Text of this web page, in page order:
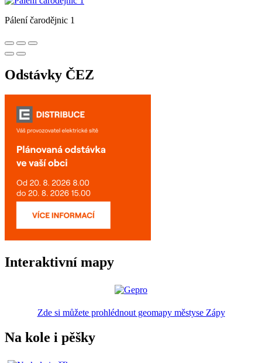
Pálení čarodějnic 1
Odstávky ČEZ
Interaktivní mapy
Zde si můžete prohlédnout geomapy městyse Zápy
Na kole i pěšky